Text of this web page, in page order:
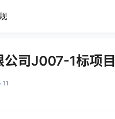
公司J007-1标项
11